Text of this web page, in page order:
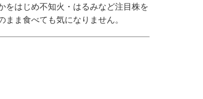
をはじめ不知火・はるみなど注目株を
ま食べても気になりません。